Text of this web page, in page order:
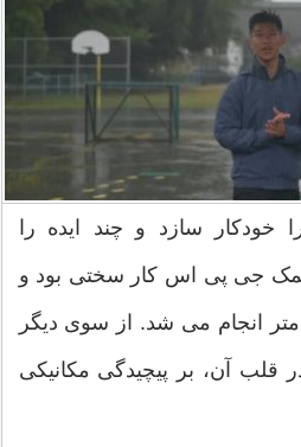
خودکار سازد و چند ایده را
کمک جی پی اس کار سختی بود و
متر انجام می شد. از سوی دیگر
قلب آن، بر پیچیدگی مکانیکی